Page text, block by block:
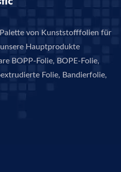
von Kunststofffolien für
Hauptprodukte
BOPP-Folie, BOPE-Folie,
Folie, Bandierfolie,